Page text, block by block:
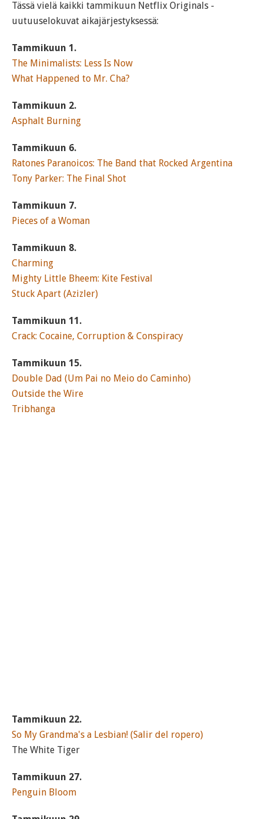
Tässä vielä kaikki tammikuun Netflix Originals -
uutuuselokuvat aikajärjestyksessä:
Tammikuun 1.
The Minimalists: Less Is Now
What Happened to Mr. Cha?
Tammikuun 2.
Asphalt Burning
Tammikuun 6.
Ratones Paranoicos: The Band that Rocked Argentina
Tony Parker: The Final Shot
Tammikuun 7.
Pieces of a Woman
Tammikuun 8.
Charming
Mighty Little Bheem: Kite Festival
Stuck Apart (Azizler)
Tammikuun 11.
Crack: Cocaine, Corruption & Conspiracy
Tammikuun 15.
Double Dad (Um Pai no Meio do Caminho)
Outside the Wire
Tribhanga
Tammikuun 22.
So My Grandma's a Lesbian! (Salir del ropero)
The White Tiger
Tammikuun 27.
Penguin Bloom